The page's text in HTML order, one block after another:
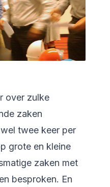
over zulke
zaken
twee keer per
grote en kleine
zaken met
besproken. En